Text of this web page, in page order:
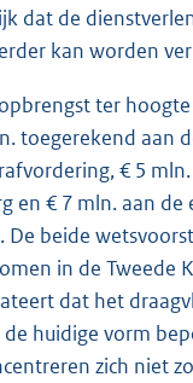
dat de
kan worden
ter
toegerekend aan
€ 5
en € 7 mln. aan de
De beide
in de Tweede
dat het
huidige vorm
zich niet